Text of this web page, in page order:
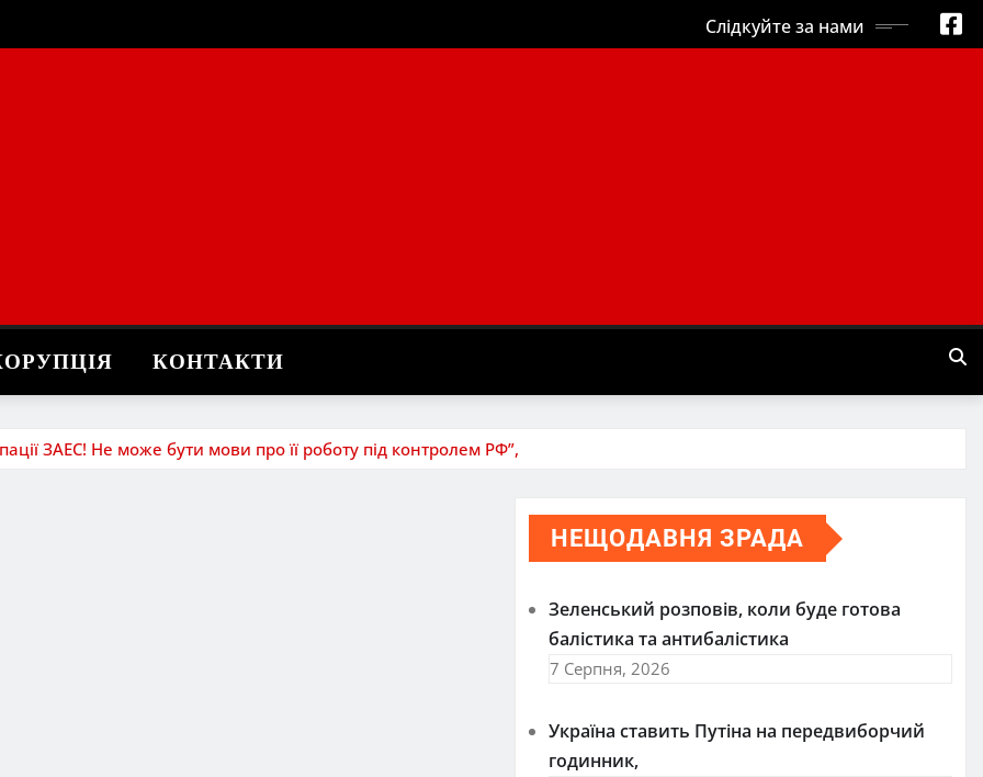
Слідкуйте за нами
КОНТАКТИ
ЗАЕС! Не може бути мови про її роботу під контролем РФ”,
НЕЩОДАВНЯ ЗРАДА
Зеленський розповів, коли буде готова
балістика та антибалістика
7 Серпня, 2026
Україна ставить Путіна на передвиборчий
годинник,